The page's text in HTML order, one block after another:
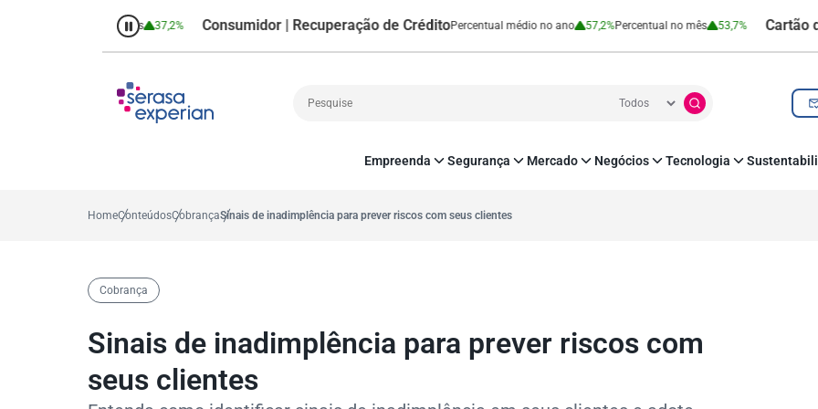
37,2% Consumidor | Recuperação de Crédito Percentual médio no ano 57,2%Percentual no mês 53,7% Cartão de
Empreenda
Crédito
Marketing
Segurança
Proteção de Dados
Mercado
Open Finance
Negócios Tecnologia
HomeConteúdosCobrançaSinais de inadimplência para prever riscos com seus clientes
Cobrança
Sinais de inadimplência para prever riscos com
seus clientes